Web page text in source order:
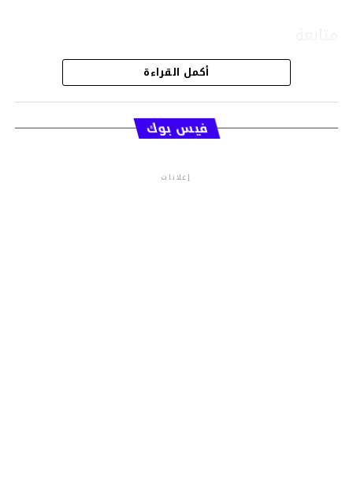
قسم الاخبار
أكمل القراءة
فيس بوك
إعلانات